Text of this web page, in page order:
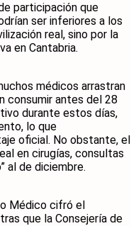
participación que
ser inferiores a los
real, sino por la
en Cantabria.
médicos arrastran
consumir antes del 28
durante estos días,
lo que
oficial. No obstante, el
en cirugías, consultas
al de diciembre.
Médico cifró el
que la Consejería de